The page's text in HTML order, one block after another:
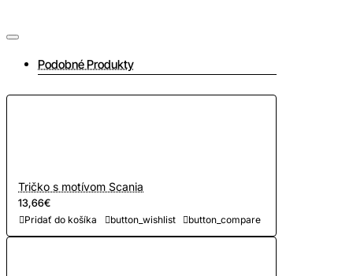
Podobné Produkty
Tričko s motívom Scania
13,66€
Pridať do košíka button_wishlist button_compare